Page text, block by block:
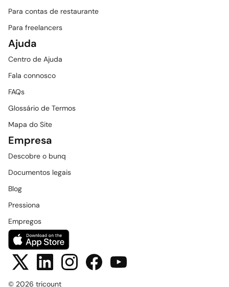
Para contas de restaurante
Para freelancers
Ajuda
Centro de Ajuda
Fala connosco
FAQs
Glossário de Termos
Mapa do Site
Empresa
Descobre o bunq
Documentos legais
Blog
Pressiona
Empregos
© 2026 tricount